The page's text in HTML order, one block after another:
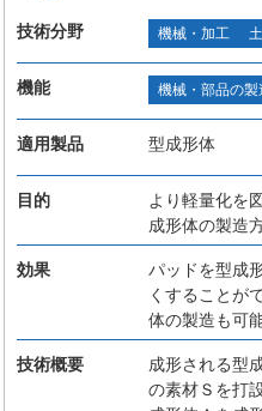
技術分野 機械・加工
機能 機械・部品の製
適用製品 型成形体
目的
より軽量化を
成形体の製造
効果
パッドを型成
くすることが
体の製造も可
技術概要
成形される型
の素材Ｓを打